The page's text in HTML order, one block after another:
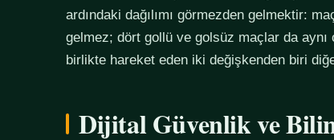
ardındaki dağılımı görmezden gelmektir:
gelmez; dört gollü ve golsüz maçlar da aynı
birlikte hareket eden iki değişkenden biri
Dijital Güvenlik ve